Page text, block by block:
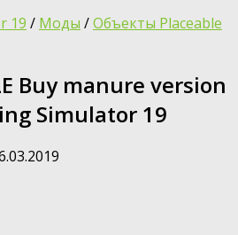
19 / Моды /Объекты Placeable
Buy manure version
Simulator 19